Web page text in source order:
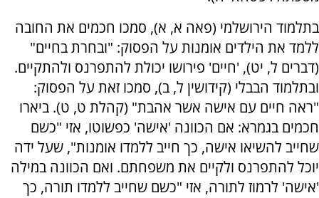
בתלמוד הירושלמי (פאה א, א), סמכו חכמים את החובה
ללמד את הילדים אומנות על הפסוק: "ובחרת בחיים"
(דברים ל, יט), 'חיים' פירושו יכולת להתפרנס ולהתקיים.
ובתלמוד הבבלי (קידושין ל, ב), סמכו זאת על הפסוק:
"ראה חיים עם אישה אשר אהבת" (קהלת ט, ט). ביארו
חכמים בגמרא: אם הכוונה 'אישה' כפשוטו, אזי "כשם
שחייב להשיאו אישה, כך חייב ללמדו אומנות", שעל ידה
יוכל להתפרנס ולקיים את משפחתם. ואם הכוונה במילה
'אישה' לרמוז לתורה, אזי "כשם שחייב ללמדו תורה, כך